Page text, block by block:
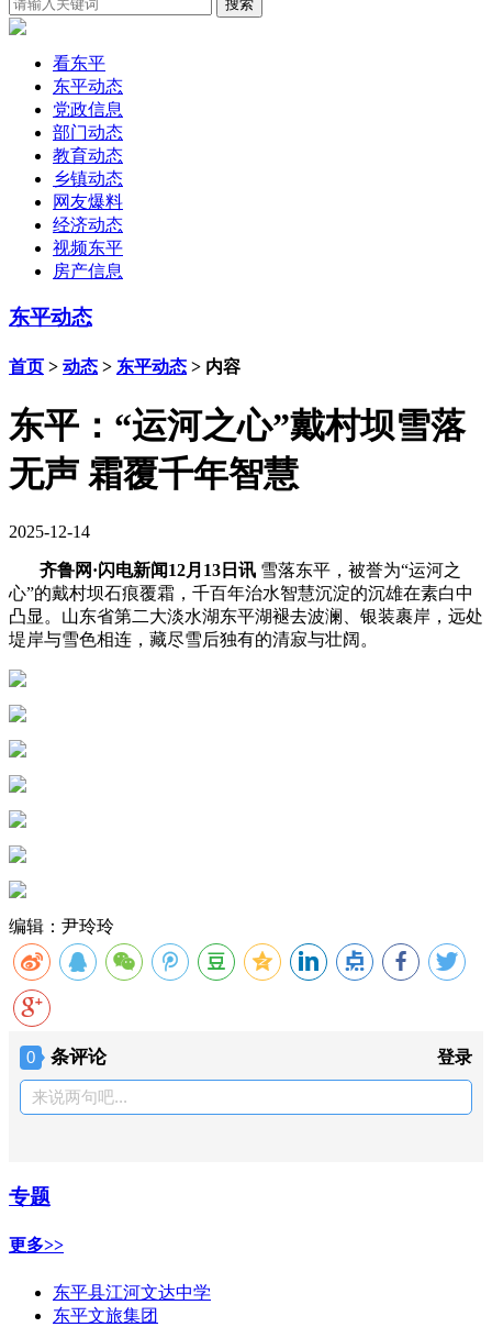
看东平
东平动态
党政信息
部门动态
教育动态
乡镇动态
网友爆料
经济动态
视频东平
房产信息
东平动态
首页 > 动态 > 东平动态 > 内容
东平：“运河之心”戴村坝雪落
无声 霜覆千年智慧
2025-12-14
齐鲁网·闪电新闻12月13日讯 雪落东平，被誉为“运河之
心”的戴村坝石痕覆霜，千百年治水智慧沉淀的沉雄在素白中
凸显。山东省第二大淡水湖东平湖褪去波澜、银装裹岸，远处
堤岸与雪色相连，藏尽雪后独有的清寂与壮阔。
编辑：尹玲玲
0 条评论 登录
来说两句吧...
专题
更多>>
东平县江河文达中学
东平文旅集团